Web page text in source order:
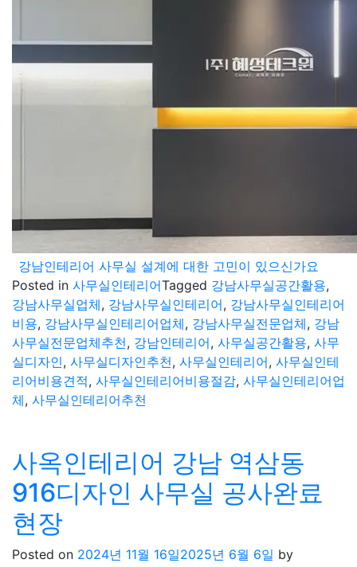
강남인테리어 사무실 설계에 대한 고민이 있으신가요
Posted in 사무실인테리어Tagged 강남사무실공간활용,
강남사무실업체, 강남사무실인테리어, 강남사무실인테리어
비용, 강남사무실인테리어업체, 강남사무실전문업체, 강남
사무실전문업체추천, 강남인테리어, 사무실공간활용, 사무
실디자인, 사무실디자인추천, 사무실인테리어, 사무실인테
리어비용견적, 사무실인테리어비용절감, 사무실인테리어업
체, 사무실인테리어추천
사옥인테리어 강남 역삼동
916디자인 사무실 공사완료
현장
Posted on 2024년 11월 16일2025년 6월 6일 by